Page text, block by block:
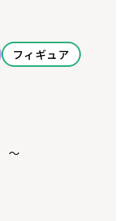
フィギュア